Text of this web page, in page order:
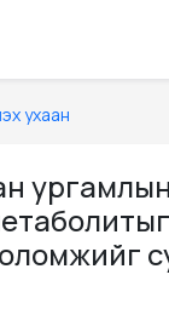
ухаан